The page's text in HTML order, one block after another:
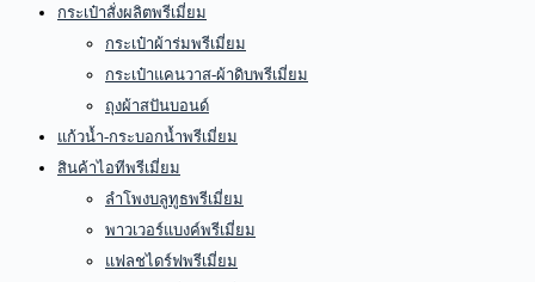
กระเป๋าสั่งผลิตพรีเมี่ยม
กระเป๋าผ้าร่มพรีเมี่ยม
กระเป๋าแคนวาส-ผ้าดิบพรีเมี่ยม
ถุงผ้าสปันบอนด์
แก้วน้ำ-กระบอกน้ำพรีเมี่ยม
สินค้าไอทีพรีเมี่ยม
ลำโพงบลูทูธพรีเมี่ยม
พาวเวอร์แบงค์พรีเมี่ยม
แฟลชไดร์ฟพรีเมี่ยม